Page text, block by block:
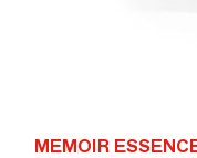
MEMOIR